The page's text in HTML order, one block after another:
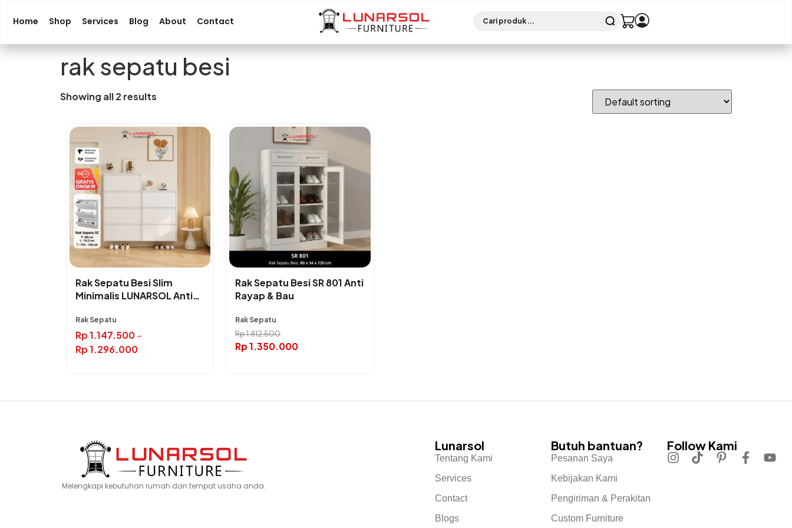
Home Shop Services Blog About Contact
rak sepatu besi
Showing all 2 results
Rak Sepatu Besi Slim
Minimalis LUNARSOL Anti
Rak Sepatu
Rp1.147.500–
Rp1.296.000
Rak Sepatu Besi SR 801 Anti
Rayap & Bau
Rak Sepatu
Rp1.812.500
Rp1.350.000
Melengkapi kebutuhan rumah dan tempat usaha anda.
Lunarsol
Tentang Kami
Services
Contact
Blogs
Butuh bantuan?
Pesanan Saya
Kebijakan Kami
Pengiriman & Perakitan
Custom Furniture
Follow Kami